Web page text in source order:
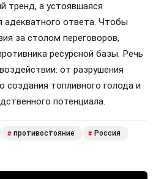
тренд, а устоявшаяся
ответа. Чтобы
за столом переговоров,
ресурсной базы. Речь
от разрушения
создания топливного голода и
потенциала.
# противостояние # Россия